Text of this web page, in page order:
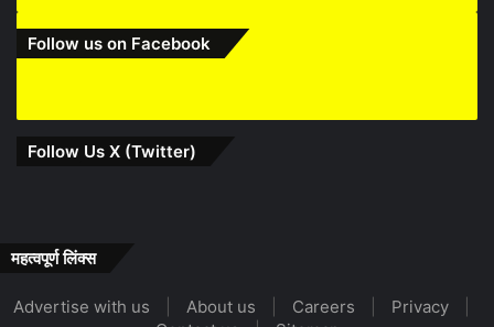
Follow us on Facebook
Follow Us X (Twitter)
महत्वपूर्ण लिंक्स
Advertise with us About us Careers Privacy